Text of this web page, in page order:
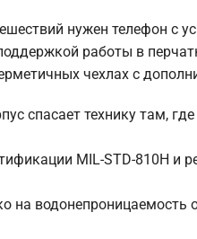
нужен телефон с
работы в
чехлах с
спасает технику там,
MIL-STD-810H и
на